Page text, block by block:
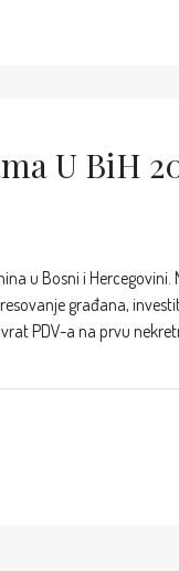
U BiH
u Bosni i Hercegovini.
građana,
PDV-a na prvu